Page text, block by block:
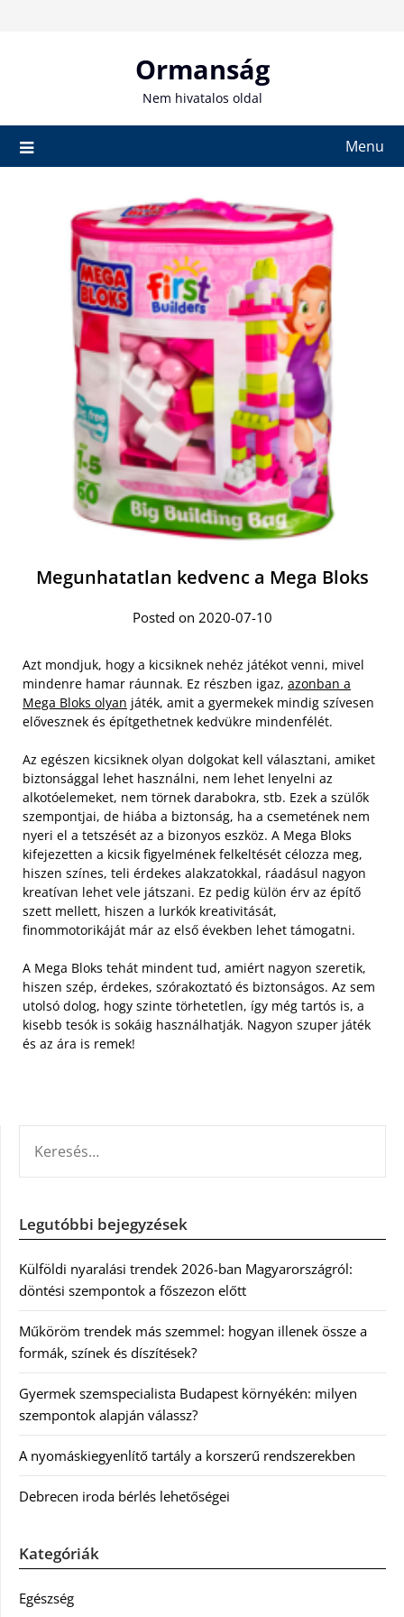
Ormanság
Nem hivatalos oldal
Menu
Megunhatatlan kedvenc a Mega Bloks
Posted on 2020-07-10
Azt mondjuk, hogy a kicsiknek nehéz játékot venni, mivel
mindenre hamar ráunnak. Ez részben igaz, azonban a
Mega Bloks olyan játék, amit a gyermekek mindig szívesen
elővesznek és építgethetnek kedvükre mindenfélét.
Az egészen kicsiknek olyan dolgokat kell választani, amiket
biztonsággal lehet használni, nem lehet lenyelni az
alkotóelemeket, nem törnek darabokra, stb. Ezek a szülők
szempontjai, de hiába a biztonság, ha a csemetének nem
nyeri el a tetszését az a bizonyos eszköz. A Mega Bloks
kifejezetten a kicsik figyelmének felkeltését célozza meg,
hiszen színes, teli érdekes alakzatokkal, ráadásul nagyon
kreatívan lehet vele játszani. Ez pedig külön érv az építő
szett mellett, hiszen a lurkók kreativitását,
finommotorikáját már az első években lehet támogatni.
A Mega Bloks tehát mindent tud, amiért nagyon szeretik,
hiszen szép, érdekes, szórakoztató és biztonságos. Az sem
utolsó dolog, hogy szinte törhetetlen, így még tartós is, a
kisebb tesók is sokáig használhatják. Nagyon szuper játék
és az ára is remek!
Legutóbbi bejegyzések
Külföldi nyaralási trendek 2026-ban Magyarországról:
döntési szempontok a főszezon előtt
Műköröm trendek más szemmel: hogyan illenek össze a
formák, színek és díszítések?
Gyermek szemspecialista Budapest környékén: milyen
szempontok alapján válassz?
A nyomáskiegyenlítő tartály a korszerű rendszerekben
Debrecen iroda bérlés lehetőségei
Kategóriák
Egészség